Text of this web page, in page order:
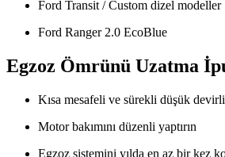
Ford Transit / Custom dizel modeller
Ford Ranger 2.0 EcoBlue
Egzoz Ömrünü Uzatma
Kısa mesafeli ve sürekli düşük devirli
Motor bakımını düzenli yaptırın
Egzoz sistemini yılda en az bir kez